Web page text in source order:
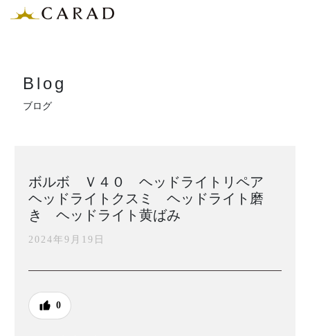
Blog
ブログ
ボルボ Ｖ４０ ヘッドライトリペア
ヘッドライトクスミ ヘッドライト磨
き ヘッドライト黄ばみ
2024年9月19日
0